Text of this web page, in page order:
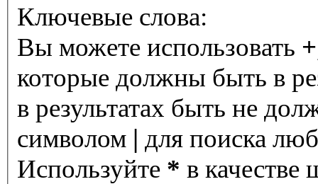
Ключевые слова:
Вы можете использовать +
которые должны быть в
в результатах быть не
символом | для поиска
Используйте * в качестве